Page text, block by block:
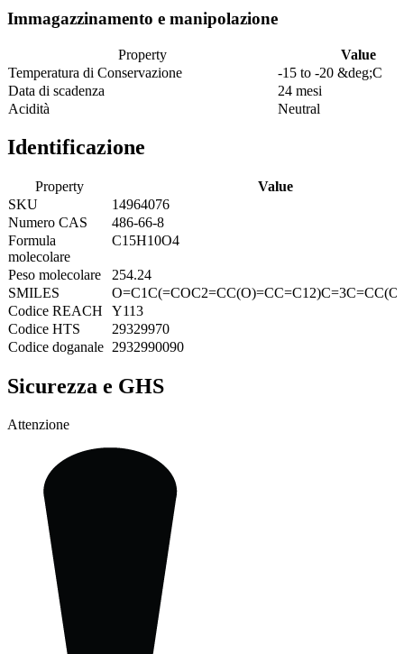
Immagazzinamento e manipolazione
Property
Value
Temperatura di Conservazione
-15 to -20 &deg;C
Data di scadenza
24 mesi
Acidità
Neutral
Identificazione
Property
Value
SKU
14964076
Numero CAS
486-66-8
Formula
molecolare
C15H10O4
Peso molecolare
254.24
SMILES
Codice REACH
Y113
Codice HTS
29329970
Codice doganale 2932990090
Sicurezza e GHS
Attenzione